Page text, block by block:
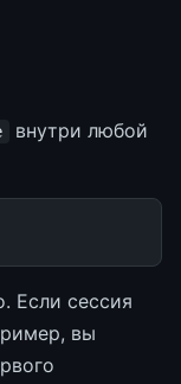
внутри любой
Если сессия
вы